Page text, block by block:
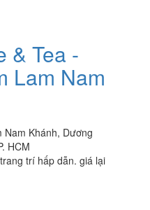
& Tea -
Lam Nam
Nam Khánh, Dương
HCM
trí hấp dẫn. giá lại